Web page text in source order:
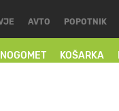
NOGOMET KOŠARKA
AVTO POPOTNIK